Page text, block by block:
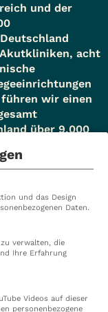
und der
acht
wir einen
über 9.000
und das Design
Daten.
verwalten, die
Ihre Erfahrung
Videos auf dieser
personenbezogene